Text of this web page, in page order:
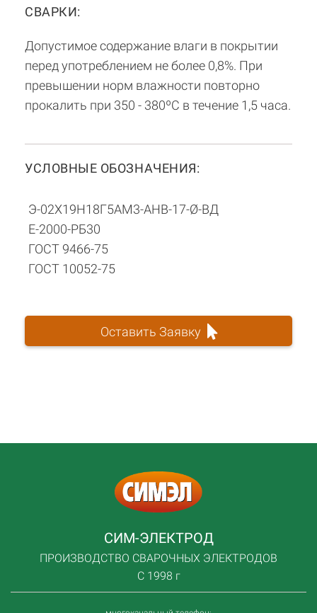
СВАРКИ:
Допустимое содержание влаги в покрытии
перед употреблением не более 0,8%. При
превышении норм влажности повторно
прокалить при 350 - 380ºC в течение 1,5 часа.
УСЛОВНЫЕ ОБОЗНАЧЕНИЯ:
Э-02Х19Н18Г5АМ3-АНВ-17-Ø-ВД
Е-2000-РБ30
ГОСТ 9466-75
ГОСТ 10052-75
Оставить Заявку
СИМ-ЭЛЕКТРОД
ПРОИЗВОДСТВО СВАРОЧНЫХ ЭЛЕКТРОДОВ
С 1998 г